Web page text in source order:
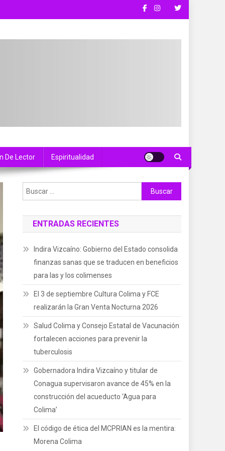
De Lector Espiritualidad
Buscar:
ENTRADAS RECIENTES
Indira Vizcaíno: Gobierno del Estado consolida
finanzas sanas que se traducen en beneficios
para las y los colimenses
El 3 de septiembre Cultura Colima y FCE
realizarán la Gran Venta Nocturna 2026
Salud Colima y Consejo Estatal de Vacunación
fortalecen acciones para prevenir la
tuberculosis
Gobernadora Indira Vizcaíno y titular de
Conagua supervisaron avance de 45% en la
construcción del acueducto ‘Agua para
Colima’
El código de ética del MCPRIAN es la mentira:
Morena Colima